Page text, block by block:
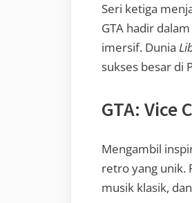
Seri ketiga
GTA hadir
imersif. Dunia
sukses besar di
GTA: Vice
Mengambil
retro yang unik.
musik klasik,